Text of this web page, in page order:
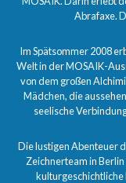
Abrafaxe.
Im Spätsommer 2008
Welt in der MOSAIK-
von dem großen
Mädchen, die
seelische
Die lustigen Abenteuer
Zeichnerteam in
kulturgeschichtliche